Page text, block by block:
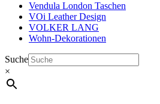
Vendula London Taschen
VOi Leather Design
VOLKER LANG
Wohn-Dekorationen
Suche
×